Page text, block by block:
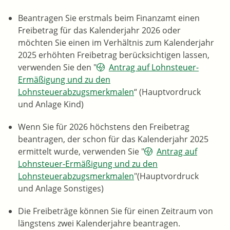
Beantragen Sie erstmals beim Finanzamt einen
Freibetrag für das Kalenderjahr 2026 oder
möchten Sie einen im Verhältnis zum Kalenderjahr
2025 erhöhten Freibetrag berücksichtigen lassen,
verwenden Sie den "
Antrag auf Lohnsteuer-
Ermäßigung und zu den
Lohnsteuerabzugsmerkmalen“(Hauptvordruck
und Anlage Kind)
Wenn Sie für 2026 höchstens den Freibetrag
beantragen, der schon für das Kalenderjahr 2025
ermittelt wurde, verwenden Sie "
Antrag auf
Lohnsteuer-Ermäßigung und zu den
Lohnsteuerabzugsmerkmalen"(Hauptvordruck
und Anlage Sonstiges)
Die Freibeträge können Sie für einen Zeitraum von
längstens zwei Kalenderjahre beantragen.